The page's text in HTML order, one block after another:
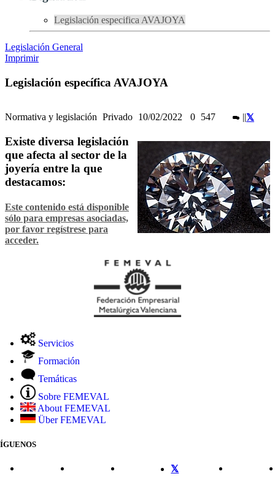
Legislación especifica AVAJOYA
Legislación General
Imprimir
Legislación específica AVAJOYA
Normativa y legislación Privado 10/02/2022 0 547 ||
Existe diversa legislación
que afecta al sector de la
joyería entre la que
destacamos:
Este contenido está disponible
sólo para empresas asociadas,
por favor regístrese para
acceder.
Servicios
Formación
Temáticas
Sobre FEMEVAL
About FEMEVAL
Über FEMEVAL